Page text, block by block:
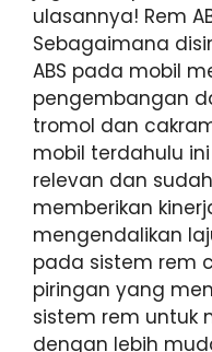
ulasannya! Rem
Sebagaimana
ABS pada mobil
pengembangan
tromol dan
mobil terdahulu
relevan dan
memberikan
mengendalikan
pada sistem rem
piringan yang
sistem rem untuk
dengan lebih